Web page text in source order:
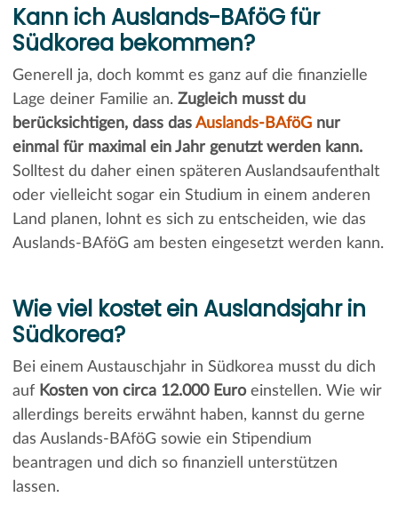
Kann ich Auslands-BAföG für
Südkorea bekommen?
Generell ja, doch kommt es ganz auf die finanzielle
Lage deiner Familie an. Zugleich musst du
berücksichtigen, dass das Auslands-BAföGnur
einmal für maximal ein Jahr genutzt werden kann.
Solltest du daher einen späteren Auslandsaufenthalt
oder vielleicht sogar ein Studium in einem anderen
Land planen, lohnt es sich zu entscheiden, wie das
Auslands-BAföG am besten eingesetzt werden kann.
Wie viel kostet ein Auslandsjahr in
Südkorea?
Bei einem Austauschjahr in Südkorea musst du dich
auf Kosten von circa 12.000 Euroeinstellen. Wie wir
allerdings bereits erwähnt haben, kannst du gerne
das Auslands-BAföG sowie ein Stipendium
beantragen und dich so finanziell unterstützen
lassen.